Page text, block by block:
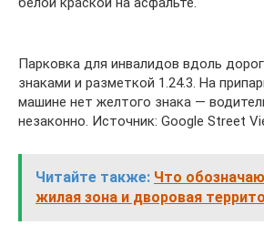
Парковка для инвалидов вдоль
знаками и разметкой 1.24.3. На
машине нет желтого знака —
незаконно. Источник: Google Street
Читайте также: Что
жилая зона и дворовая